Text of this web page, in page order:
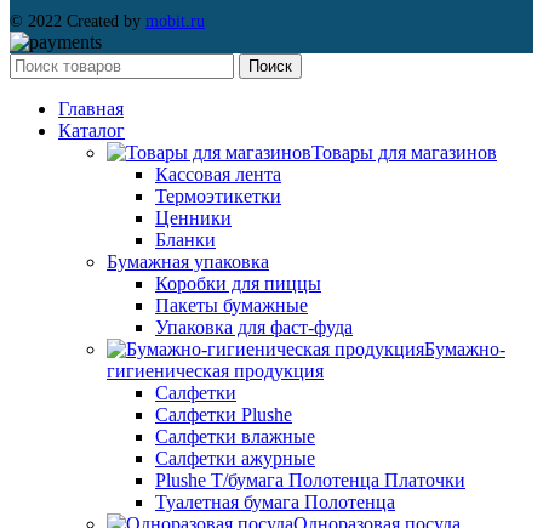
© 2022 Created by mobit.ru
Поиск
Главная
Каталог
Товары для магазинов
Кассовая лента
Термоэтикетки
Ценники
Бланки
Бумажная упаковка
Коробки для пиццы
Пакеты бумажные
Упаковка для фаст-фуда
Бумажно-
гигиеническая продукция
Салфетки
Салфетки Plushe
Салфетки влажные
Салфетки ажурные
Plushe Т/бумага Полотенца Платочки
Туалетная бумага Полотенца
Одноразовая посуда